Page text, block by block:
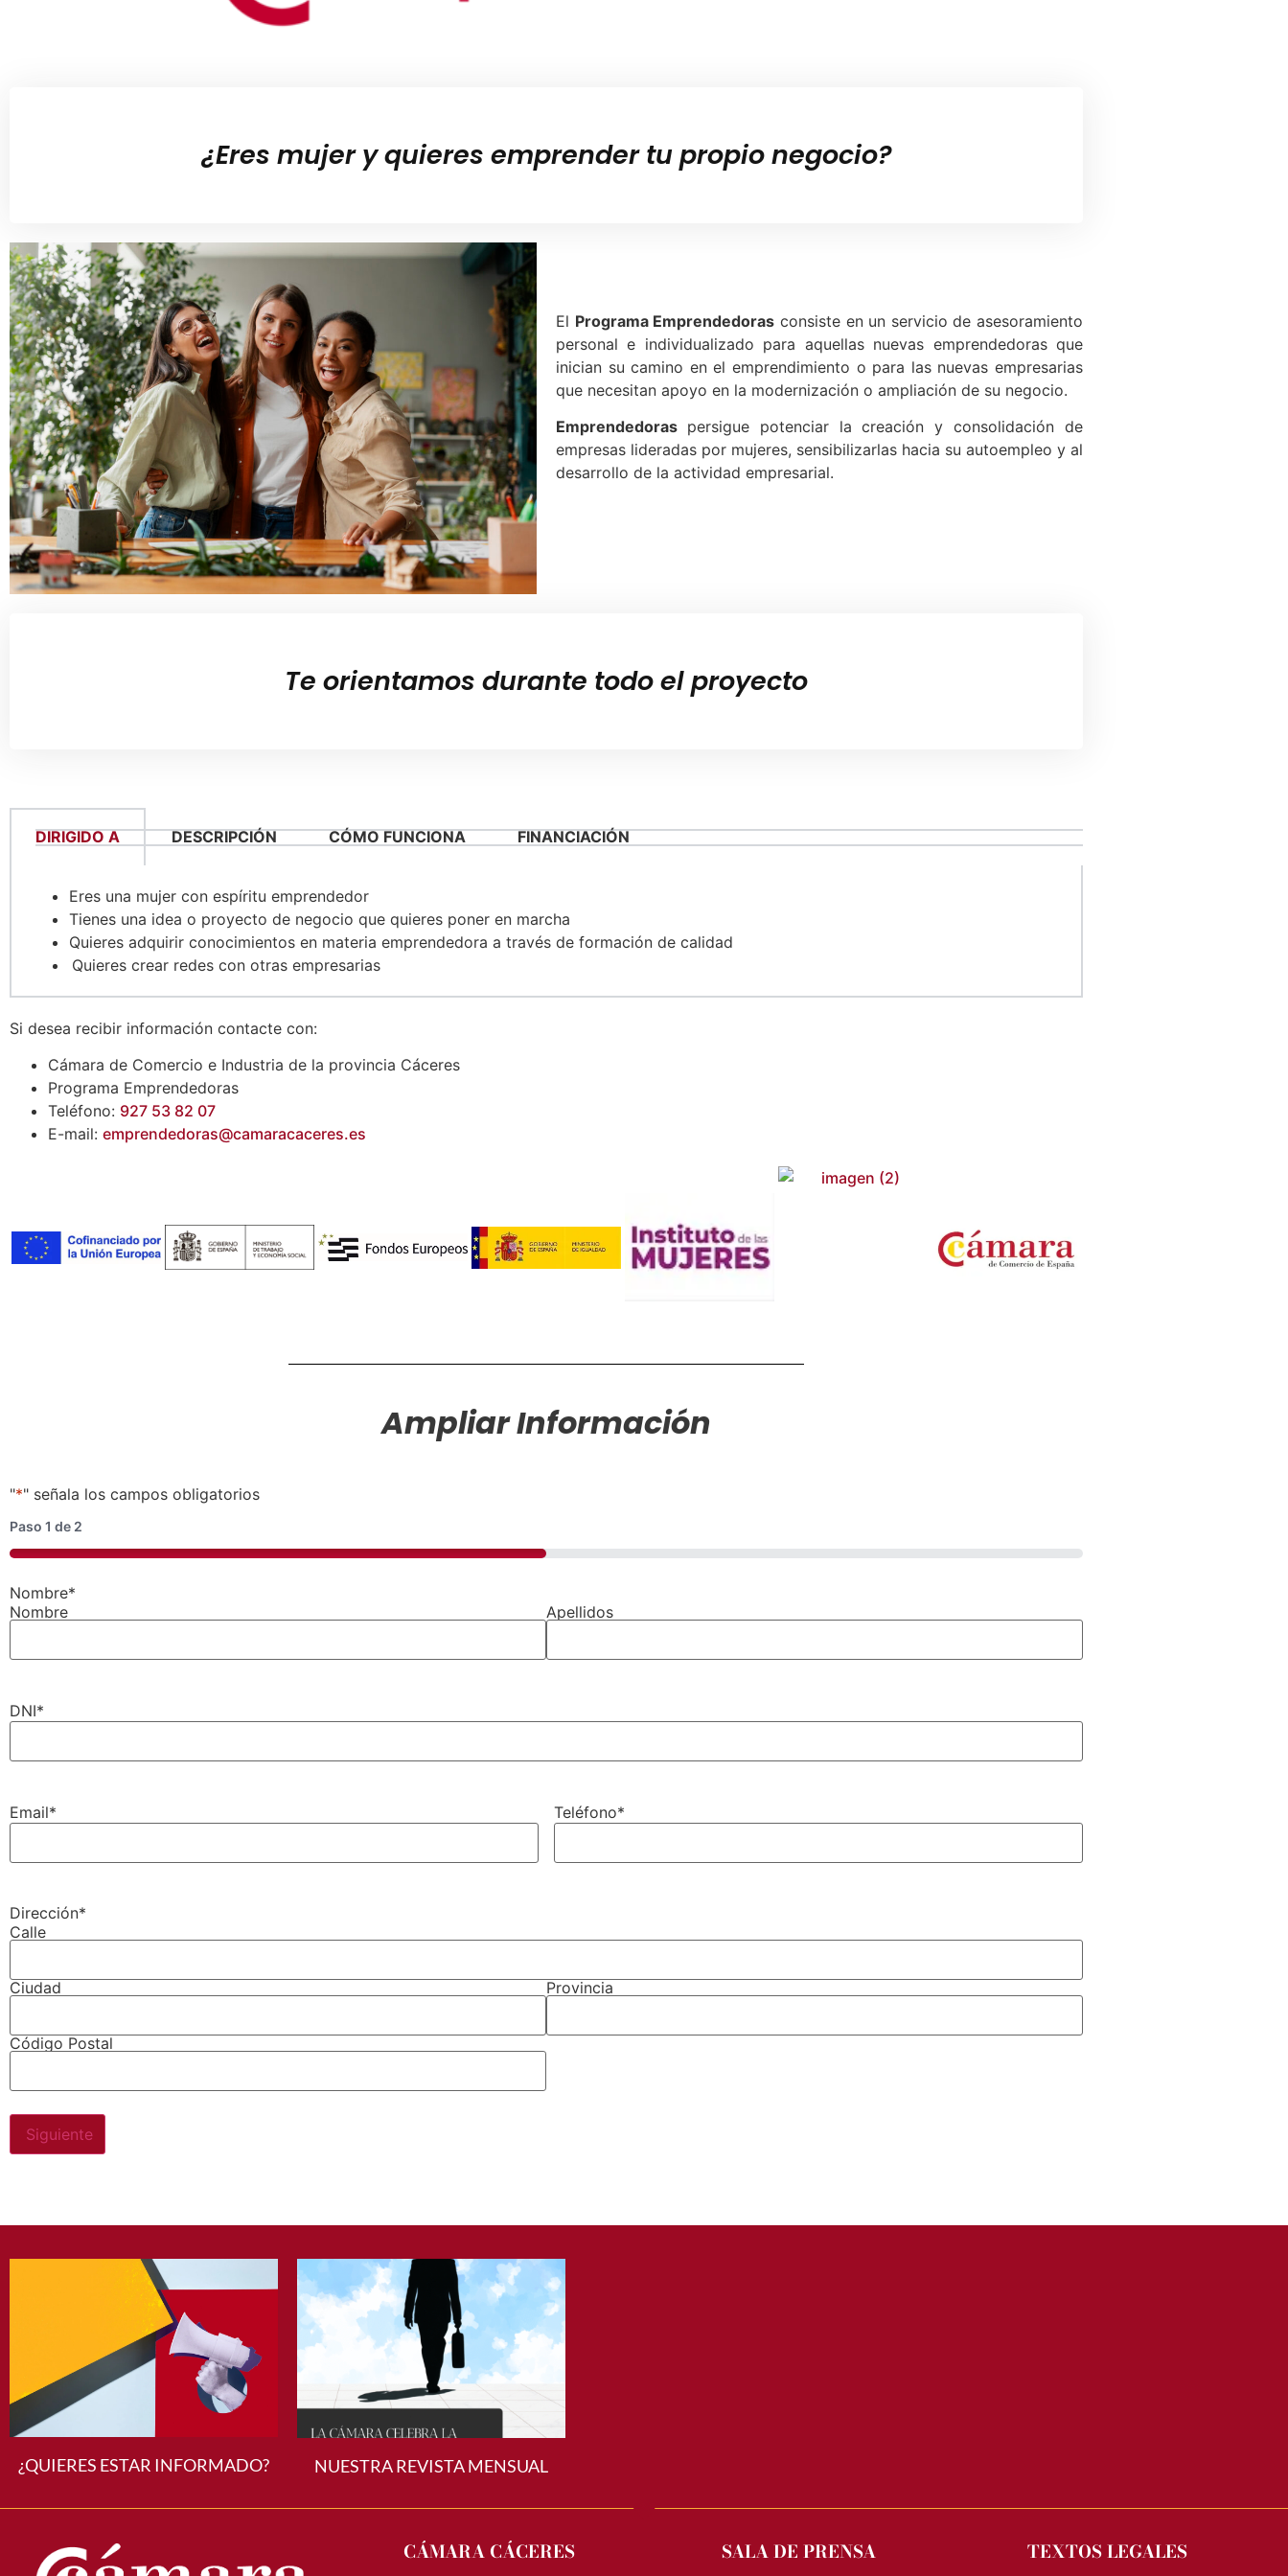
¿Eres mujer y quieres emprender tu propio negocio?
El Programa Emprendedoras consiste en un servicio de asesoramiento
personal e individualizado para aquellas nuevas emprendedoras que
inician su camino en el emprendimiento o para las nuevas empresarias
que necesitan apoyo en la modernización o ampliación de su negocio.
Emprendedoras persigue potenciar la creación y consolidación de
empresas lideradas por mujeres, sensibilizarlas hacia su autoempleo y al
desarrollo de la actividad empresarial.
Te orientamos durante todo el proyecto
DIRIGIDO A DESCRIPCIÓN CÓMO FUNCIONA FINANCIACIÓN
Eres una mujer con espíritu emprendedor
Tienes una idea o proyecto de negocio que quieres poner en marcha
Quieres adquirir conocimientos en materia emprendedora a través de formación de calidad
Quieres crear redes con otras empresarias
Si desea recibir información contacte con:
Cámara de Comercio e Industria de la provincia Cáceres
Programa Emprendedoras
Teléfono: 927 53 82 07
E-mail: emprendedoras@camaracaceres.es
Ampliar Información
"*" señala los campos obligatorios
Paso 1 de 2
50%
Nombre*
Nombre
Apellidos
DNI*
Email* Teléfono*
Dirección*
Calle
Ciudad Provincia
Código Postal
¿QUIERES ESTAR INFORMADO? NUESTRA REVISTA MENSUAL
CÁMARA CÁCERES SALA DE PRENSA TEXTOS LEGALES